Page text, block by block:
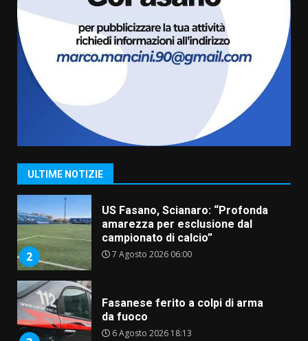
ULTIME NOTIZIE
7 6 Agosto 2026 06:15
“I Contestatori: Musica di
Rivoluzione”: nuovo
appuntamento con “Fasano in
Banda”
7 Agosto 2026 06:05
2
US Fasano, Scianaro: “Profonda
amarezza per esclusione dal
campionato di calcio”
3
Fasanese ferito a colpi di arma
da fuoco
6 Agosto 2026 18:13
Carta d’identità: continua il piano
di aperture straordinarie del
Comune di Fasano